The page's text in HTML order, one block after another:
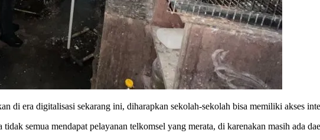
di era digitalisasi sekarang ini, diharapkan sekolah-sekolah bisa memiliki akses
semua mendapat pelayanan telkomsel yang merata, di karenakan masih ada